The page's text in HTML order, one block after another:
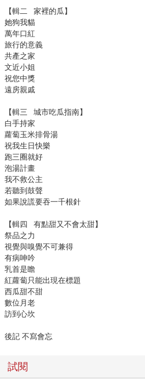
【輯二 家裡的瓜】
她狗我貓
萬年口紅
旅行的意義
共產之家
文近小姐
祝您中獎
遠房親戚
【輯三 城市吃瓜指南】
白手持家
蘿蔔玉米排骨湯
祝我生日快樂
跑三圈就好
泡湯計畫
我不救公主
若聽到鼓聲
如果說謊要吞一千根針
【輯四 有點甜又不會太甜】
祭品之力
視覺與嗅覺不可兼得
有病呻吟
乳首是瞻
紅蘿蔔只能出現在標題
西瓜甜不甜
數位月老
訪到心坎
後記 不寫會忘
試閱